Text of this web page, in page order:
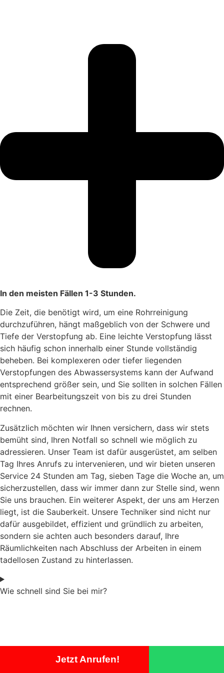
In den meisten Fällen 1-3 Stunden.
Die Zeit, die benötigt wird, um eine Rohrreinigung
durchzuführen, hängt maßgeblich von der Schwere und
Tiefe der Verstopfung ab. Eine leichte Verstopfung lässt
sich häufig schon innerhalb einer Stunde vollständig
beheben. Bei komplexeren oder tiefer liegenden
Verstopfungen des Abwassersystems kann der Aufwand
entsprechend größer sein, und Sie sollten in solchen Fällen
mit einer Bearbeitungszeit von bis zu drei Stunden
rechnen.
Zusätzlich möchten wir Ihnen versichern, dass wir stets
bemüht sind, Ihren Notfall so schnell wie möglich zu
adressieren. Unser Team ist dafür ausgerüstet, am selben
Tag Ihres Anrufs zu intervenieren, und wir bieten unseren
Service 24 Stunden am Tag, sieben Tage die Woche an, um
sicherzustellen, dass wir immer dann zur Stelle sind, wenn
Sie uns brauchen. Ein weiterer Aspekt, der uns am Herzen
liegt, ist die Sauberkeit. Unsere Techniker sind nicht nur
dafür ausgebildet, effizient und gründlich zu arbeiten,
sondern sie achten auch besonders darauf, Ihre
Räumlichkeiten nach Abschluss der Arbeiten in einem
tadellosen Zustand zu hinterlassen.
Wie schnell sind Sie bei mir?
Jetzt Anrufen!